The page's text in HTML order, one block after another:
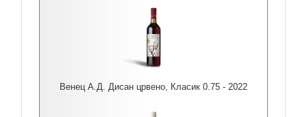
Венец А.Д. Дисан црвено, Класик 0.75 - 2022